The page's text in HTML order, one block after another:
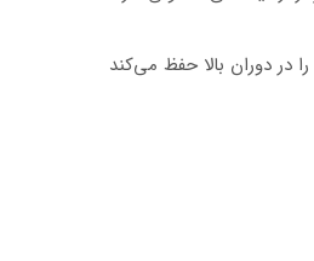
دوران بالا حفظ می‌کند